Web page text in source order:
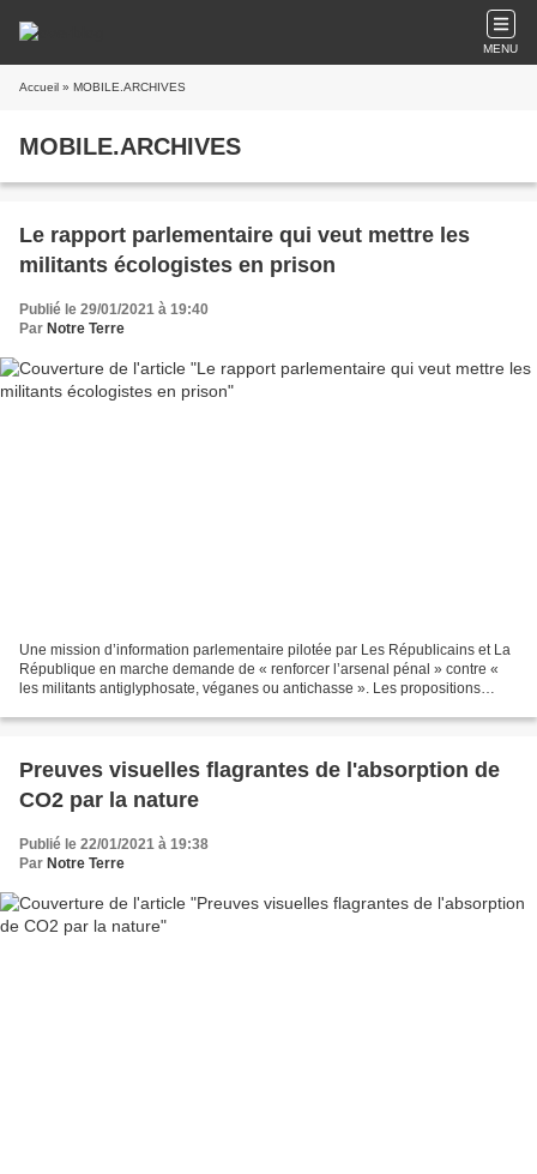
MENU
Accueil » MOBILE.ARCHIVES
MOBILE.ARCHIVES
Le rapport parlementaire qui veut mettre les
militants écologistes en prison
Publié le 29/01/2021 à 19:40
Par Notre Terre
Une mission d’information parlementaire pilotée par Les Républicains et La
République en marche demande de « renforcer l’arsenal pénal » contre «
les militants antiglyphosate, véganes ou antichasse ». Les propositions
Preuves visuelles flagrantes de l'absorption de
CO2 par la nature
Publié le 22/01/2021 à 19:38
Par Notre Terre